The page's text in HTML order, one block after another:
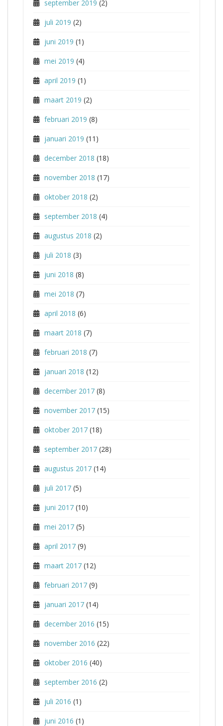
september 2019 (2)
juli 2019 (2)
juni 2019 (1)
mei 2019 (4)
april 2019 (1)
maart 2019 (2)
februari 2019 (8)
januari 2019 (11)
december 2018 (18)
november 2018 (17)
oktober 2018 (2)
september 2018 (4)
augustus 2018 (2)
juli 2018 (3)
juni 2018 (8)
mei 2018 (7)
april 2018 (6)
maart 2018 (7)
februari 2018 (7)
januari 2018 (12)
december 2017 (8)
november 2017 (15)
oktober 2017 (18)
september 2017 (28)
augustus 2017 (14)
juli 2017 (5)
juni 2017 (10)
mei 2017 (5)
april 2017 (9)
maart 2017 (12)
februari 2017 (9)
januari 2017 (14)
december 2016 (15)
november 2016 (22)
oktober 2016 (40)
september 2016 (2)
juli 2016 (1)
juni 2016 (1)